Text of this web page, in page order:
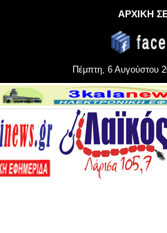
ΑΡΧΙΚΗ
Πέμπτη, 6 Αυγούστου